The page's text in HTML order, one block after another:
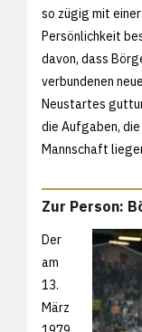
so zügig mit
Persönlichkeit
davon, dass
verbundenen
Neustartes
die Aufgaben,
Mannschaft
Zur Person:
Der
am
13.
März